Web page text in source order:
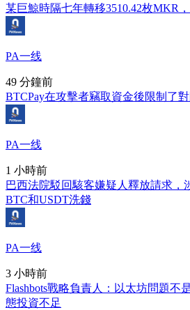
某巨鯨時隔七年轉移3510.42枚MKR
PA一线
49 分鐘前
BTCPay在攻擊者竊取資金後限制了
PA一线
1 小時前
巴西法院駁回駭客嫌疑人釋放請求，
BTC和USDT洗錢
PA一线
3 小時前
Flashbots戰略負責人：以太坊問題不
態投資不足